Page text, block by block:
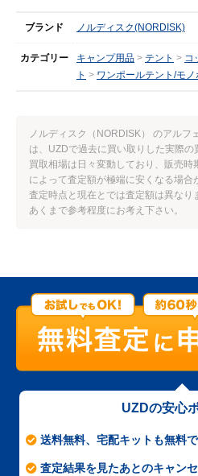
ブランド ノルディスク(NORDISK)
カテゴリー キャンプ用品 テント
コ
ト
ワンポールテント/モ
ノルディスク（NORDISK） のアルフ
は、UZDで過去に買い取りした実際の
買取相場は日々変動しており、販売時
によって査定額が極端に安くなる場合
査定時点と現在とでは査定額は異なり
あくまで参考程度にお考え下さい。
UZDの安心
送料無料、宅配キットも無料
査定結果を見たあとのキャン